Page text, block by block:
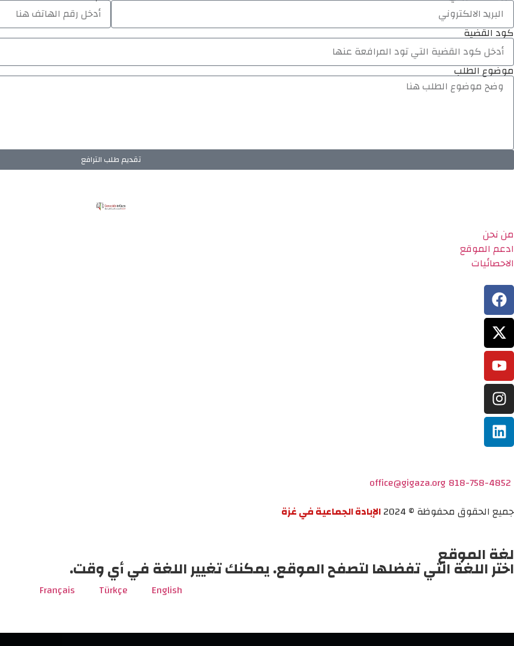
كود القضية
موضوع الطلب
تقديم طلب الترافع
من نحن
ادعم الموقع
الاحصائيات
818-758-4852
office@gigaza.org
جميع الحقوق محفوظة © 2024
الإبادة الجماعية في غزة
لغة الموقع
اختر اللغة التي تفضلها لتصفح الموقع. يمكنك تغيير اللغة في أي وقت.
English
Türkçe
Français